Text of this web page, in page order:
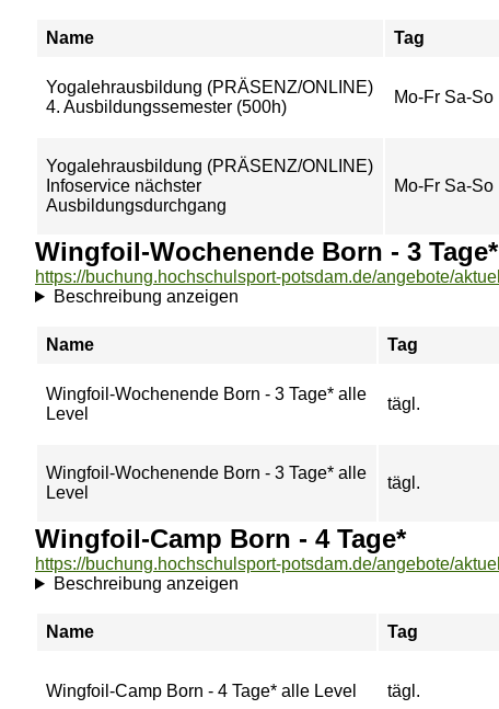
Name Tag
Yogalehrausbildung (PRÄSENZ/ONLINE)
4. Ausbildungssemester (500h)
Mo-Fr Sa-So
Yogalehrausbildung (PRÄSENZ/ONLINE)
Infoservice nächster
Ausbildungsdurchgang
Mo-Fr Sa-So
Wingfoil-Wochenende Born - 3 Tage*
Beschreibung anzeigen
Name Tag
Wingfoil-Wochenende Born - 3 Tage* alle
Level
tägl.
Wingfoil-Wochenende Born - 3 Tage* alle
Level
tägl.
Wingfoil-Camp Born - 4 Tage*
Beschreibung anzeigen
Name Tag
Wingfoil-Camp Born - 4 Tage* alle Level tägl.